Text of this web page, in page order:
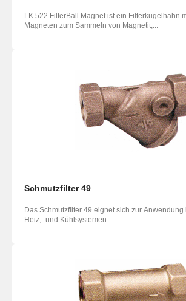
LK 522 FilterBall Magnet ist ein Filterkugelhahn
Magneten zum Sammeln von Magnetit,...
Schmutzfilter 49
Das Schmutzfilter 49 eignet sich zur
Heiz,- und Kühlsystemen.